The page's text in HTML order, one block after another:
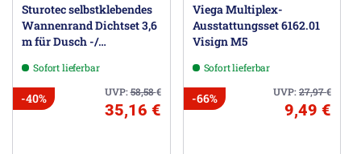
Sturotec selbstklebendes
Wannenrand Dichtset 3,6
m für Dusch -/
Sofort lieferbar
UVP:58,58€
-40%
35,16 €
Viega Multiplex-
Ausstattungsset 6162.01
Visign M5
Sofort lieferbar
UVP:27,97€
-66%
9,49 €